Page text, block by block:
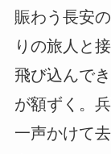
賑わう長安
りの旅人と
飛び込んで
が額ずく。
一声かけて